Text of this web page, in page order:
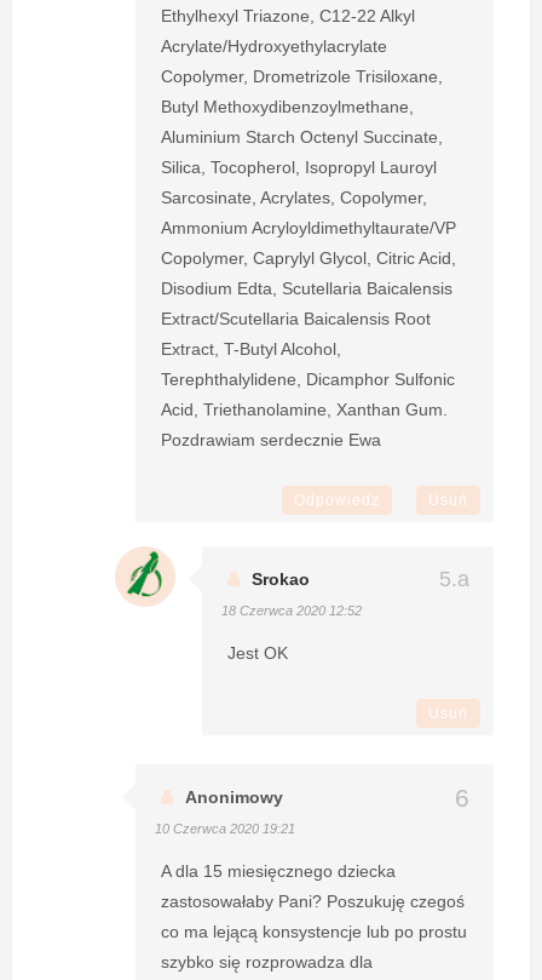
Ethylhexyl Triazone, C12-22 Alkyl
Acrylate/Hydroxyethylacrylate
Copolymer, Drometrizole Trisiloxane,
Butyl Methoxydibenzoylmethane,
Aluminium Starch Octenyl Succinate,
Silica, Tocopherol, Isopropyl Lauroyl
Sarcosinate, Acrylates, Copolymer,
Ammonium Acryloyldimethyltaurate/VP
Copolymer, Caprylyl Glycol, Citric Acid,
Disodium Edta, Scutellaria Baicalensis
Extract/Scutellaria Baicalensis Root
Extract, T-Butyl Alcohol,
Terephthalylidene, Dicamphor Sulfonic
Acid, Triethanolamine, Xanthan Gum.
Pozdrawiam serdecznie Ewa
Odpowiedz Usuń
Srokao
18 Czerwca 2020 12:52
Jest OK
Usuń
Anonimowy
10 Czerwca 2020 19:21
A dla 15 miesięcznego dziecka
zastosowałaby Pani? Poszukuję czegoś
co ma lejącą konsystencje lub po prostu
szybko się rozprowadza dla